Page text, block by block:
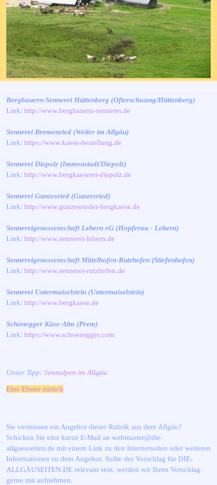
Bergbauern-Sennerei Hüttenberg (Ofterschwang/Hüttenberg)
Link: http://www.bergbauern-sennerei.de
Sennerei Bremenried (Weiler im Allgäu)
Link: https://www.kaese-bestellung.de
Sennerei Diepolz (Immenstadt/Diepolz)
Link: http://www.bergkaeserei-diepolz.de
Sennerei Gunzesried (Gunzesried)
Link: http://www.gunzesrieder-bergkaese.de
Sennereigenossenschaft Lehern eG (Hopferau - Lehern)
Link: http://www.sennerei-lehern.de
Sennereigenossenschaft Mittelhofen-Rutzhofen (Stiefenhofen)
Link: http://www.sennerei-rutzhofen.de
Sennerei Untermaiselstein (Untermaiselstein)
Link: http://www.bergkaese.de
Schönegger Käse-Alm (Prem)
Link: https://www.schoenegger.com
Unser Tipp: Sennalpen im Allgäu
Eine Ebene zurück
Sie vermissen ein Angebot dieser Rubrik aus dem Allgäu?
Schicken Sie eine kurze E-Mail an webmaster@die-
allgaeuseiten.de mit einem Link zu den Internetseiten oder weiteren
Informationen zu dem Angebot. Sollte der Vorschlag für DIE-
ALLGÄUSEITEN.DE relevant sein, werden wir Ihren Vorschlag
gerne mit aufnehmen.